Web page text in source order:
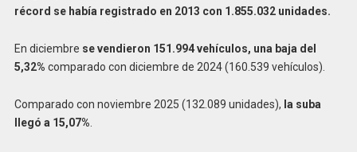
récord se había registrado en 2013 con 1.855.032 unidades.
En diciembre se vendieron 151.994 vehículos, una baja del
5,32% comparado con diciembre de 2024 (160.539 vehículos).
Comparado con noviembre 2025 (132.089 unidades), la suba
llegó a 15,07%